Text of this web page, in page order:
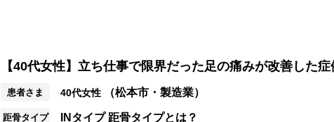
【40代女性】立ち仕事で限界だった足の痛みが改善した症
患者さま 40代女性 （松本市・製造業）
距骨タイプ INタイプ 距骨タイプとは？